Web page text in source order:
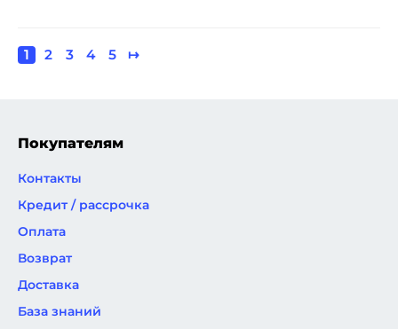
Нумерация
Текущая
1 Page
2 Page
3 Page
4 Page
5
Следующая
↦
Покупателям
Контакты
Кредит / рассрочка
Оплата
Возврат
Доставка
База знаний